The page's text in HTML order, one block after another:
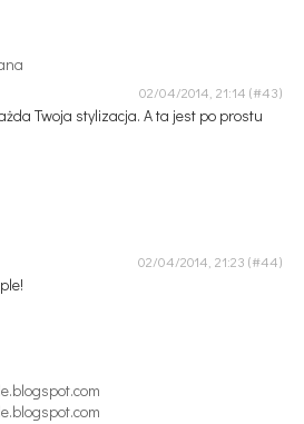
02/04/2014, 21:14
Twoja stylizacja. A ta jest po prostu
02/04/2014, 21:23